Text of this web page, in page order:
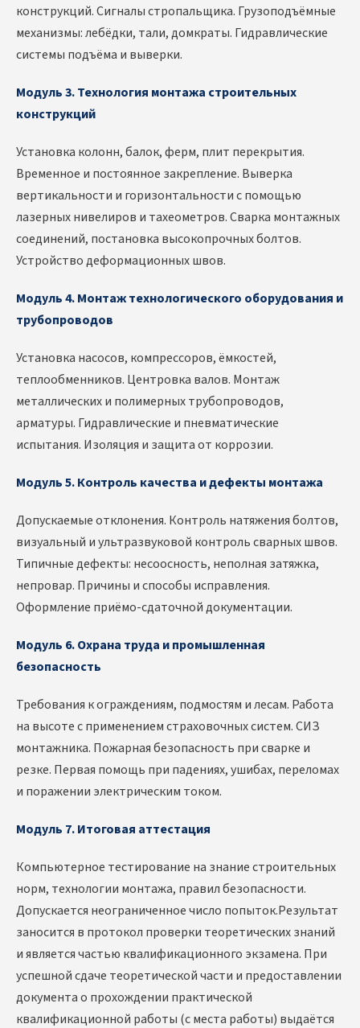
конструкций. Сигналы стропальщика. Грузоподъёмные
механизмы: лебёдки, тали, домкраты. Гидравлические
системы подъёма и выверки.
Модуль 3. Технология монтажа строительных
конструкций
Установка колонн, балок, ферм, плит перекрытия.
Временное и постоянное закрепление. Выверка
вертикальности и горизонтальности с помощью
лазерных нивелиров и тахеометров. Сварка монтажных
соединений, постановка высокопрочных болтов.
Устройство деформационных швов.
Модуль 4. Монтаж технологического оборудования и
трубопроводов
Установка насосов, компрессоров, ёмкостей,
теплообменников. Центровка валов. Монтаж
металлических и полимерных трубопроводов,
арматуры. Гидравлические и пневматические
испытания. Изоляция и защита от коррозии.
Модуль 5. Контроль качества и дефекты монтажа
Допускаемые отклонения. Контроль натяжения болтов,
визуальный и ультразвуковой контроль сварных швов.
Типичные дефекты: несоосность, неполная затяжка,
непровар. Причины и способы исправления.
Оформление приёмо-сдаточной документации.
Модуль 6. Охрана труда и промышленная
безопасность
Требования к ограждениям, подмостям и лесам. Работа
на высоте с применением страховочных систем. СИЗ
монтажника. Пожарная безопасность при сварке и
резке. Первая помощь при падениях, ушибах, переломах
и поражении электрическим током.
Модуль 7. Итоговая аттестация
Компьютерное тестирование на знание строительных
норм, технологии монтажа, правил безопасности.
Допускается неограниченное число попыток.Результат
заносится в протокол проверки теоретических знаний
и является частью квалификационного экзамена. При
успешной сдаче теоретической части и предоставлении
документа о прохождении практической
квалификационной работы (с места работы) выдаётся